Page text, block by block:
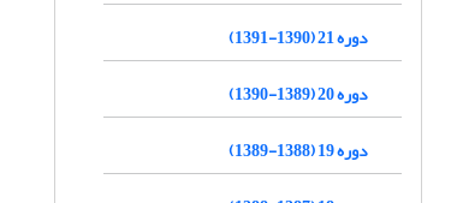
دوره 21 (1390-1391)
دوره 20 (1389-1390)
دوره 19 (1388-1389)